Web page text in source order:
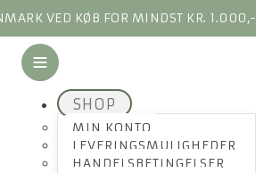
VED KØB FOR MINDST KR. 1.000,-
SHOP
MIN KONTO
LEVERINGSMULIGHEDER
HANDELSBETINGELSER